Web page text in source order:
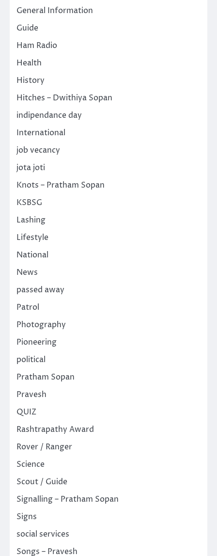
General Information
Guide
Ham Radio
Health
History
Hitches – Dwithiya Sopan
indipendance day
International
job vecancy
jota joti
Knots – Pratham Sopan
KSBSG
Lashing
Lifestyle
National
News
passed away
Patrol
Photography
Pioneering
political
Pratham Sopan
Pravesh
QUIZ
Rashtrapathy Award
Rover / Ranger
Science
Scout / Guide
Signalling – Pratham Sopan
Signs
social services
Songs – Pravesh